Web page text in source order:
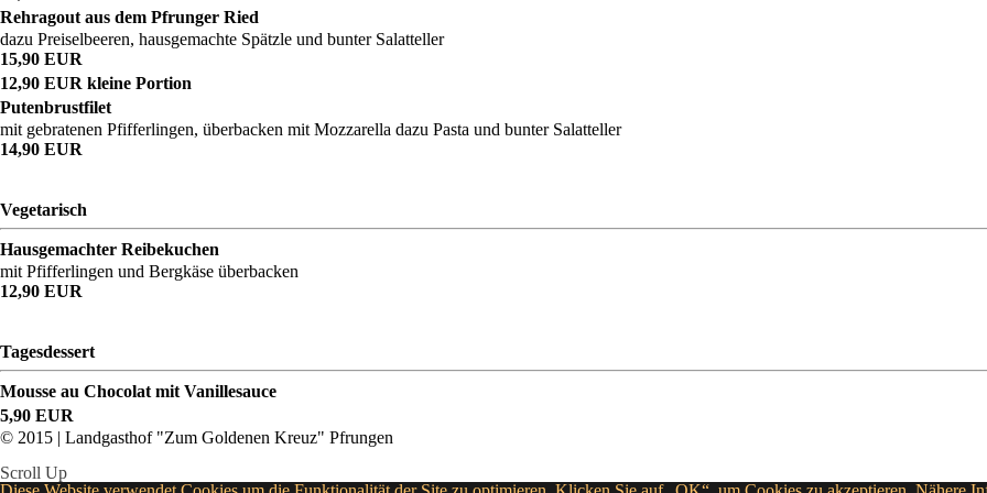
Rehragout aus dem Pfrunger Ried
dazu Preiselbeeren, hausgemachte Spätzle und bunter Salatteller
15,90 EUR
12,90 EUR kleine Portion
Putenbrustfilet
mit gebratenen Pfifferlingen, überbacken mit Mozzarella dazu Pasta und bunter Salatteller
14,90 EUR
Vegetarisch
Hausgemachter Reibekuchen
mit Pfifferlingen und Bergkäse überbacken
12,90 EUR
Tagesdessert
Mousse au Chocolat mit Vanillesauce
5,90 EUR
© 2015 | Landgasthof "Zum Goldenen Kreuz" Pfrungen
Scroll Up